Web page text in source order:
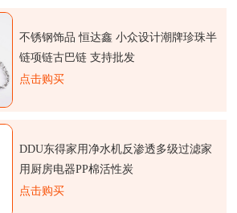
不锈钢饰品 恒达鑫 小众设计潮牌珍珠半
链项链古巴链 支持批发
点击购买
DDU东得家用净水机反渗透多级过滤家
用厨房电器PP棉活性炭
点击购买